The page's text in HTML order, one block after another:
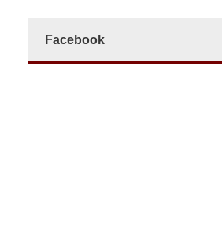
Facebook